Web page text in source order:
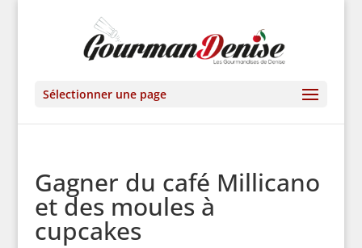
Sélectionner une page
Gagner du café Millicano
et des moules à
cupcakes